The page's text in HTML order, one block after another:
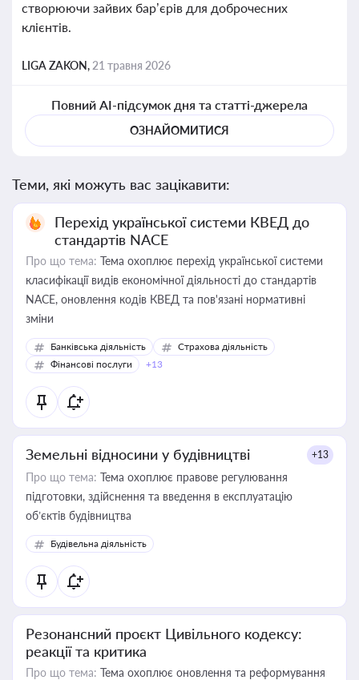
створюючи зайвих бар’єрів для доброчесних
клієнтів.
LIGA ZAKON, 21 травня 2026
Повний AI-підсумок дня та статті-джерела
ОЗНАЙОМИТИСЯ
Теми, які можуть вас зацікавити:
Перехід української системи КВЕД до
стандартів NACE
Про що тема: Тема охоплює перехід української системи
класифікації видів економічної діяльності до стандартів
NACE, оновлення кодів КВЕД та пов'язані нормативні
зміни
Банківська діяльність
Страхова діяльність
Фінансові послуги
+13
Земельні відносини у будівництві +13
Про що тема: Тема охоплює правове регулювання
підготовки, здійснення та введення в експлуатацію
об’єктів будівництва
Будівельна діяльність
Резонансний проєкт Цивільного кодексу:
реакції та критика
Про що тема: Тема охоплює оновлення та реформування